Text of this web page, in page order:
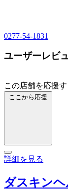
0277-54-1831
ユーザーレビ
この店舗を応援す
ここから応援
詳細を見る
ダスキン